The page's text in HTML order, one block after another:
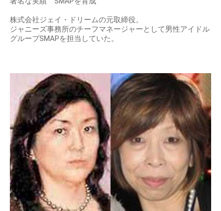
株式会社ジェイ・ドリームの元取締役。
ジャニーズ事務所のチーフマネージャーとして男性アイドル
グループSMAPを担当していた。